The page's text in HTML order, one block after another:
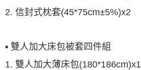
2. 信封式枕套(45*75cm±5%)x2
▪ 雙人加大床包被套四件組
1. 雙人加大薄床包(180*186cm)x1